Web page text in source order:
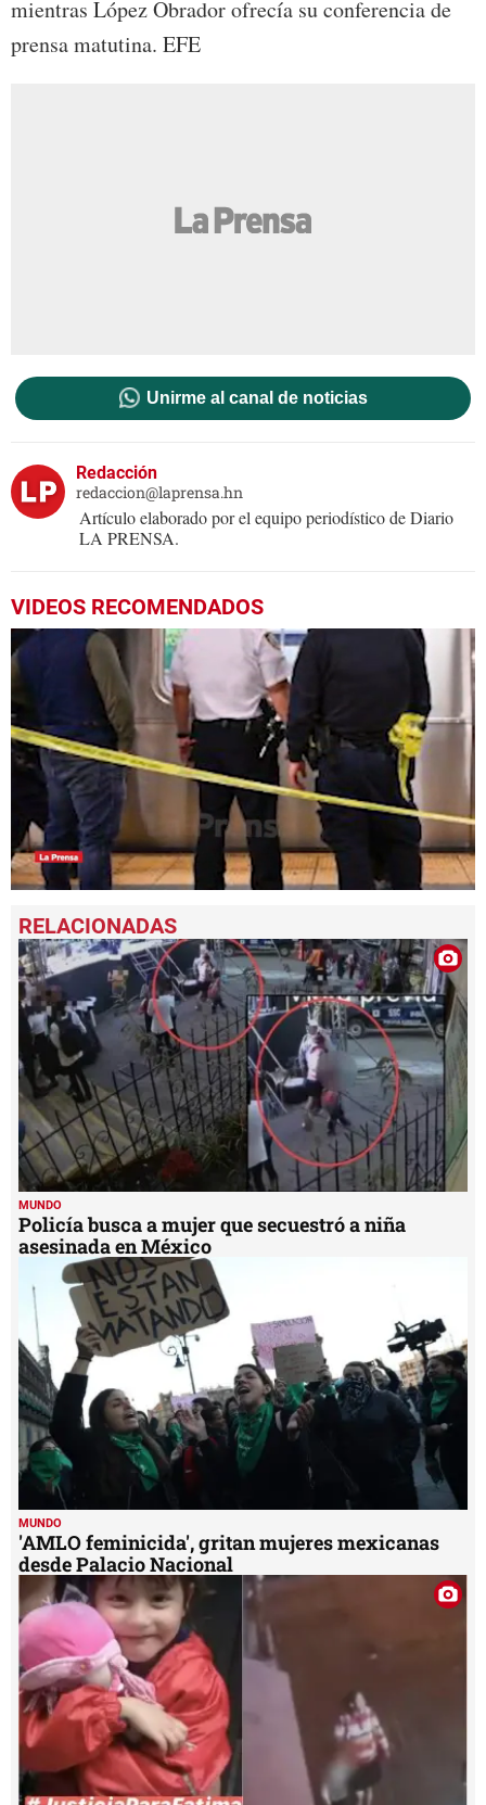
mientras López Obrador ofrecía su conferencia de
prensa matutina. EFE
Unirme al canal de noticias
Redacción
redaccion@laprensa.hn
Artículo elaborado por el equipo periodístico de Diario
LA PRENSA.
VIDEOS RECOMENDADOS
seconds
of
1
minute,
50
seconds
MUNDO
Policía busca a mujer que secuestró a niña
asesinada en México
MUNDO
'AMLO feminicida', gritan mujeres mexicanas
desde Palacio Nacional